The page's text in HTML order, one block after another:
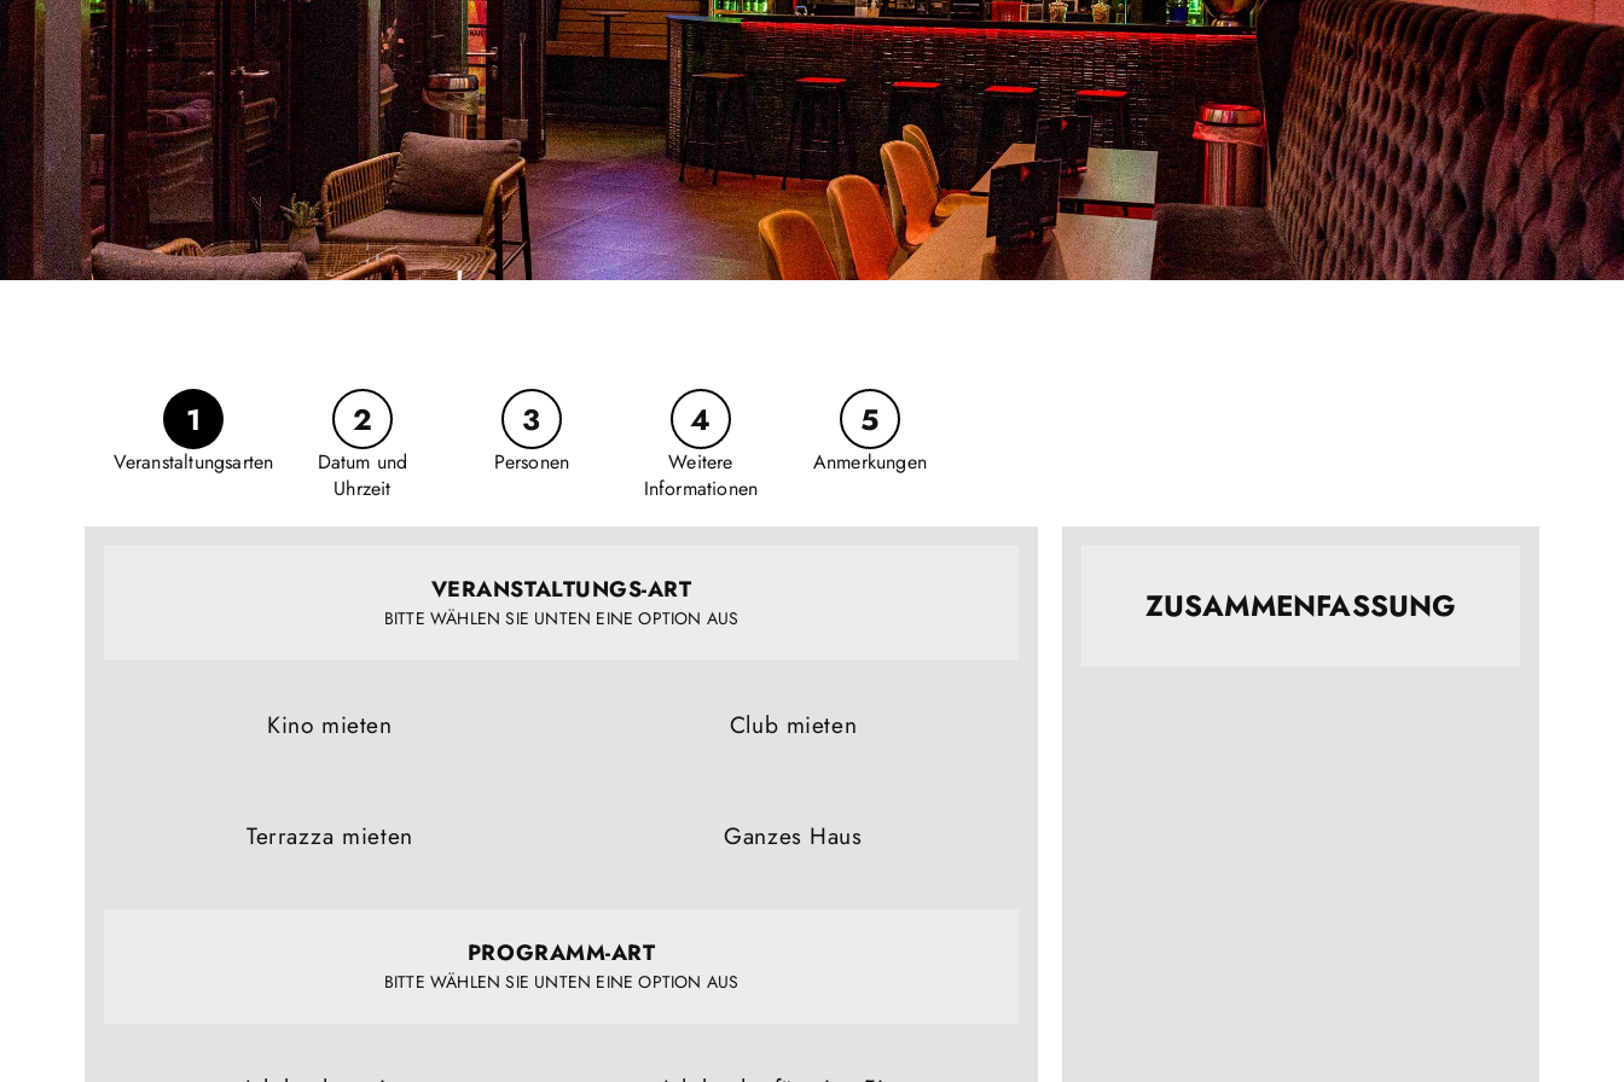
1
Veranstaltungsarten
2
Datum und
Uhrzeit
3
Personen
4
Weitere
Informationen
5
Anmerkungen
VERANSTALTUNGS-ART
BITTE WÄHLEN SIE UNTEN EINE OPTION AUS
Kino mieten Club mieten
Terrazza mieten Ganzes Haus
PROGRAMM-ART
BITTE WÄHLEN SIE UNTEN EINE OPTION AUS
ZUSAMMENFASSUNG